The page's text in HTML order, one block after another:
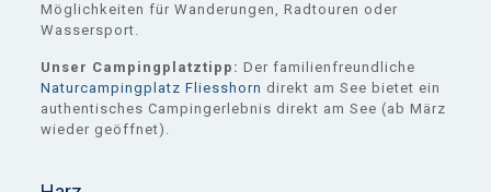
Möglichkeiten für Wanderungen, Radtouren oder
Wassersport.
Unser Campingplatztipp: Der familienfreundliche
Naturcampingplatz Fliesshorn direkt am See bietet ein
authentisches Campingerlebnis direkt am See (ab März
wieder geöffnet).